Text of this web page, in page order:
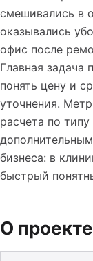
смешивались в
оказывались
офис после
Главная задача
понять цену и
уточнения.
расчета по
бизнеса: в
быстрый
О проекте